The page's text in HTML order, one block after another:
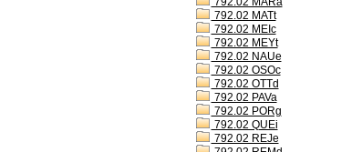
792.02 MATt
792.02 MEIc
792.02 MEYt
792.02 NAUe
792.02 OSOc
792.02 OTTd
792.02 PAVa
792.02 PORg
792.02 QUEi
792.02 REJe